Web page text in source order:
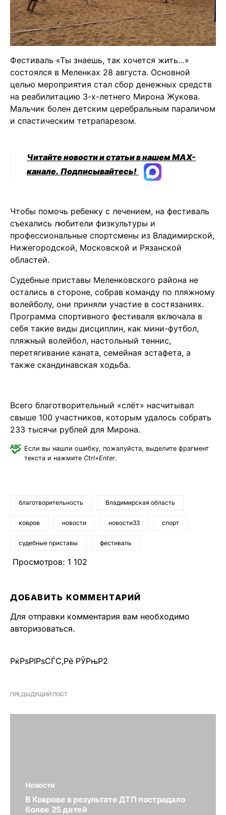
Фестиваль «Ты знаешь, так хочется жить…»
состоялся в Меленках 28 августа. Основной
целью мероприятия стал сбор денежных средств
на реабилитацию 3-х-летнего Мирона Жукова.
Мальчик болен детским церебральным параличом
и спастическим тетрапарезом.
Читайте новости и статьи в нашем MAX-
канале. Подписывайтесь!
Чтобы помочь ребенку с лечением, на фестиваль
съехались любители физкультуры и
профессиональные спортсмены из Владимирской,
Нижегородской, Московской и Рязанской
областей.
Судебные приставы Меленковского района не
остались в стороне, собрав команду по пляжному
волейболу, они приняли участие в состязаниях.
Программа спортивного фестиваля включала в
себя такие виды дисциплин, как мини-футбол,
пляжный волейбол, настольный теннис,
перетягивание каната, семейная эстафета, а
также скандинавская ходьба.
Всего благотворительный «слёт» насчитывал
свыше 100 участников, которым удалось собрать
233 тысячи рублей для Мирона.
Если вы нашли ошибку, пожалуйста, выделите фрагмент
текста и нажмите Ctrl+Enter.
благотворительность Владимирская область
ковров новости новости33 спорт
судебные приставы фестиваль
Просмотров: 1 102
ДОБАВИТЬ КОММЕНТАРИЙ
Для отправки комментария вам необходимо
авторизоваться.
РќРѕРІРѕСЃС‚Рё РЎРњР2
ПРЕДЫДУЩИЙ ПОСТ
Новости
В Коврове в результате ДТП пострадало
более 25 детей